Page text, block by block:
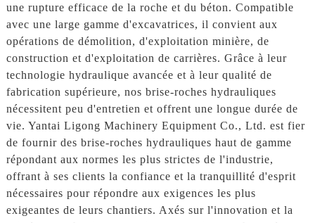
une rupture efficace de la roche et du béton. Compatible
avec une large gamme d'excavatrices, il convient aux
opérations de démolition, d'exploitation minière, de
construction et d'exploitation de carrières. Grâce à leur
technologie hydraulique avancée et à leur qualité de
fabrication supérieure, nos brise-roches hydrauliques
nécessitent peu d'entretien et offrent une longue durée de
vie. Yantai Ligong Machinery Equipment Co., Ltd. est fier
de fournir des brise-roches hydrauliques haut de gamme
répondant aux normes les plus strictes de l'industrie,
offrant à ses clients la confiance et la tranquillité d'esprit
nécessaires pour répondre aux exigences les plus
exigeantes de leurs chantiers. Axés sur l'innovation et la